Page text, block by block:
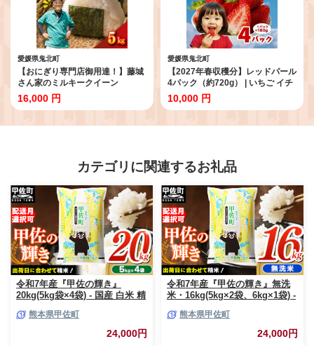
愛媛県鬼北町
【おにぎり専門店御用達！】藤城
さん家のミルキークイーン
5kg【令和8年産】 ｜ ご飯 白米 お
米 5kg 令和8年 定期便 令和8年産
年9月～発送
16,000 円
愛媛県鬼北町
【2027年春収穫分】レッドパール
4パック（約720g） | いちご イチ
ゴ 苺 大福 ジャム タルト アイス
ケーキ ギフト あかまつ農園
10,000 円
カテゴリに関連するお礼品
令和7年産『甲佐の輝き』
20kg(5kg袋×4袋) - 国産 白米 精
訳あり 厳選 マイスター 生活応
援 ひのひかり 森のくまさん お
すすめ 熊本県 甲佐町【価格改
熊本県甲佐町
24,000円
令和7年産『甲佐の輝き』無洗
米・16kg(5kg×2袋、6kg×1袋) -
米 複数原料米 訳あり 厳選 マイ
スター 生活応援 ひのひかり 森
のくまさん おすすめ 熊本県 甲
熊本県甲佐町
24,000円